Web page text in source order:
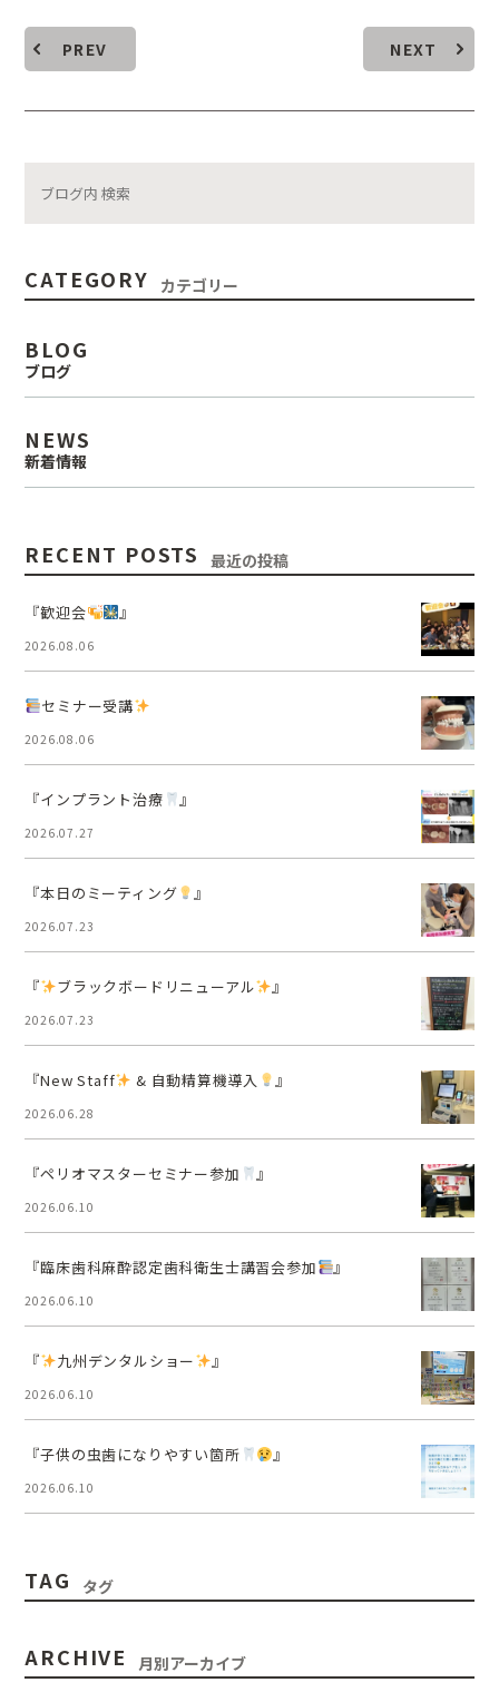
PREV NEXT
CATEGORY カテゴリー
BLOG
ブログ
NEWS
新着情報
RECENT POSTS 最近の投稿
『歓迎会 』
2026.08.06
セミナー受講
2026.08.06
『インプラント治療 』
2026.07.27
『本日のミーティング 』
2026.07.23
『 ブラックボードリニューアル 』
2026.07.23
『New Staff & 自動精算機導入 』
2026.06.28
『ペリオマスターセミナー参加 』
2026.06.10
『臨床歯科麻酔認定歯科衛生士講習会参加 』
2026.06.10
『 九州デンタルショー 』
2026.06.10
『子供の虫歯になりやすい箇所 』
2026.06.10
TAG タグ
ARCHIVE 月別アーカイブ